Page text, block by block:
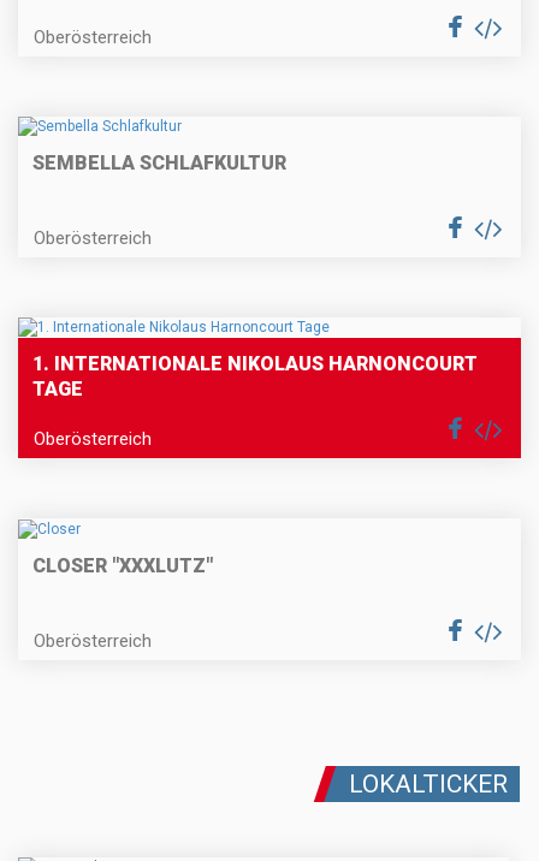
Oberösterreich
SEMBELLA SCHLAFKULTUR
Oberösterreich
1. INTERNATIONALE NIKOLAUS HARNONCOURT
TAGE
Oberösterreich
CLOSER "XXXLUTZ"
Oberösterreich
LOKALTICKER